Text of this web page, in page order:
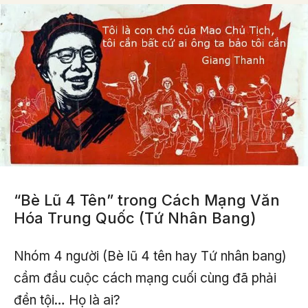
“Bè Lũ 4 Tên” trong Cách Mạng Văn
Hóa Trung Quốc (Tứ Nhân Bang)
Nhóm 4 người (Bè lũ 4 tên hay Tứ nhân bang)
cầm đầu cuộc cách mạng cuối cùng đã phải
đền tội… Họ là ai?